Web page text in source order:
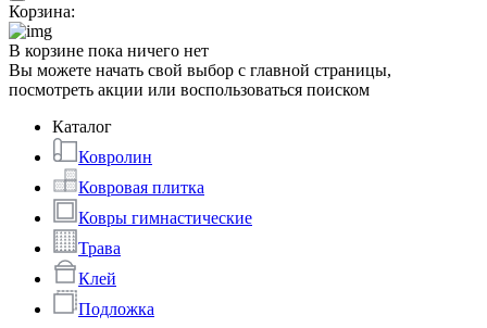
Корзина:
В корзине пока ничего нет
Вы можете начать свой выбор с главной страницы,
посмотреть акции или воспользоваться поиском
Каталог
Ковролин
Ковровая плитка
Ковры гимнастические
Трава
Клей
Подложка